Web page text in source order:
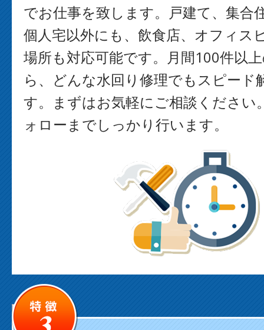
でお仕事を致します。戸建て、集合
個人宅以外にも、飲食店、オフィス
場所も対応可能です。月間100件以
ら、どんな水回り修理でもスピード
す。まずはお気軽にご相談ください
ォローまでしっかり行います。